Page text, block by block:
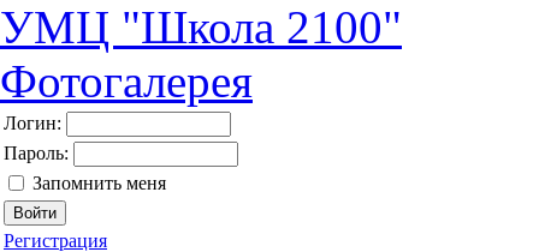
УМЦ "Школа 2100"
Фотогалерея
Логин:
Пароль:
Запомнить меня
Регистрация